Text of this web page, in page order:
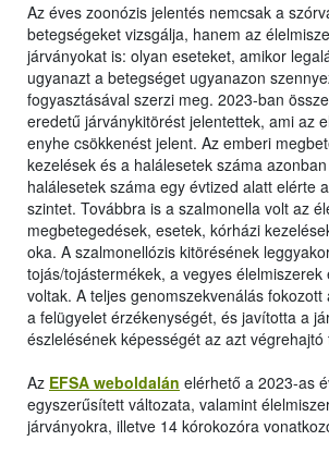
Az éves zoonózis jelentés nemcsak a
betegségeket vizsgálja, hanem az
járványokat is: olyan eseteket, amikor
ugyanazt a betegséget ugyanazon
fogyasztásával szerzi meg. 2023-ban
eredetű járványkitörést jelentettek, ami az
enyhe csökkenést jelent. Az emberi
kezelések és a halálesetek száma
halálesetek száma egy évtized alatt elérte
szintet. Továbbra is a szalmonella volt az
megbetegedések, esetek, kórházi
oka. A szalmonellózis kitörésének
tojás/tojástermékek, a vegyes élelmiszerek
voltak. A teljes genomszekvenálás
a felügyelet érzékenységét, és javította a
észlelésének képességét az azt végrehajtó
Az EFSA weboldalán elérhető a 2023-as
egyszerűsített változata, valamint
járványokra, illetve 14 kórokozóra